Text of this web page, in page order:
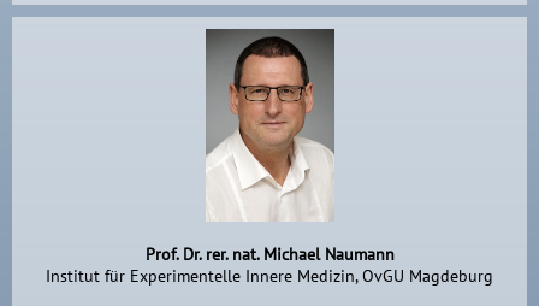
Prof. Dr. rer. nat. Michael Naumann
Institut für Experimentelle Innere Medizin, OvGU Magdeburg